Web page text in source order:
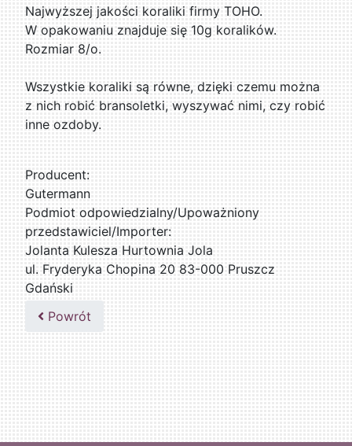
Najwyższej jakości koraliki firmy TOHO.
W opakowaniu znajduje się 10g koralików.
Rozmiar 8/o.
Wszystkie koraliki są równe, dzięki czemu można
z nich robić bransoletki, wyszywać nimi, czy robić
inne ozdoby.
Producent:
Gutermann
Podmiot odpowiedzialny/Upoważniony
przedstawiciel/Importer:
Jolanta Kulesza Hurtownia Jola
ul. Fryderyka Chopina 20 83-000 Pruszcz
Gdański
502047435
Powrót